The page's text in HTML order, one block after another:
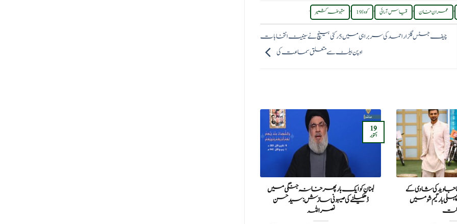
, عمران خان , قیاس آرائی , کووڈ 19 , مقبوضہ کشمیر .
چیف جسٹس گلزار احمد کی سربراہی میں 5 رکنی بینچ نے سینیٹ انتخابات
اوپن بیلٹ سے متعلق سماعت کی
کی شادی کے
بار گیم شو میں
لبنان کو ایک بار پھر خانہ جنگی میں
ڈھکیلنے کی صیہونی سازش:سید حسن
نصراللہ
19
اکتوبر